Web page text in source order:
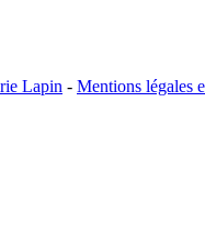
Lapin - Mentions légales